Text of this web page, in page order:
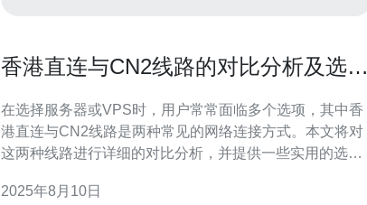
香港直连与CN2线路的对比分析及选择
在选择服务器或VPS时，用户常常面临多个选项，其中香
港直连与CN2线路是两种常见的网络连接方式。本文将对
这两种线路进行详细的对比分析，并提供一些实用的选择
港直连的特点 香港直连线路通常指的是通过香港的网络节
2025年8月10日